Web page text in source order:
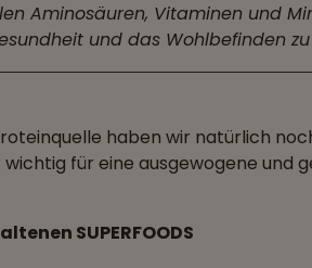
Aminosäuren, Vitaminen und
und das Wohlbefinden
haben wir natürlich
für eine ausgewogene und
SUPERFOODS